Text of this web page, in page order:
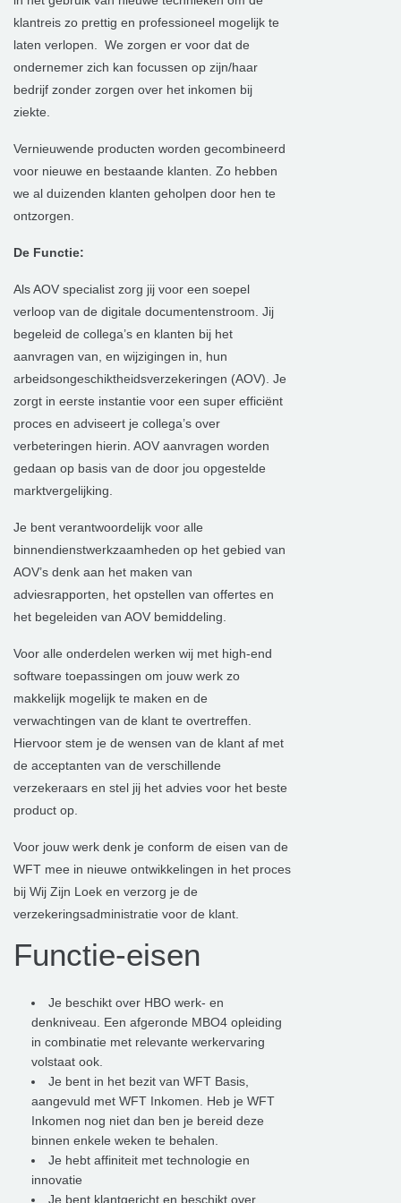
klantreis zo prettig en professioneel mogelijk te
laten verlopen. We zorgen er voor dat de
ondernemer zich kan focussen op zijn/haar
bedrijf zonder zorgen over het inkomen bij
ziekte.
Vernieuwende producten worden gecombineerd
voor nieuwe en bestaande klanten. Zo hebben
we al duizenden klanten geholpen door hen te
ontzorgen.
De Functie:
Als AOV specialist zorg jij voor een soepel
verloop van de digitale documentenstroom. Jij
begeleid de collega’s en klanten bij het
aanvragen van, en wijzigingen in, hun
arbeidsongeschiktheidsverzekeringen (AOV). Je
zorgt in eerste instantie voor een super efficiënt
proces en adviseert je collega’s over
verbeteringen hierin. AOV aanvragen worden
gedaan op basis van de door jou opgestelde
marktvergelijking.
Je bent verantwoordelijk voor alle
binnendienstwerkzaamheden op het gebied van
AOV’s denk aan het maken van
adviesrapporten, het opstellen van offertes en
het begeleiden van AOV bemiddeling.
Voor alle onderdelen werken wij met high-end
software toepassingen om jouw werk zo
makkelijk mogelijk te maken en de
verwachtingen van de klant te overtreffen.
Hiervoor stem je de wensen van de klant af met
de acceptanten van de verschillende
verzekeraars en stel jij het advies voor het beste
product op.
Voor jouw werk denk je conform de eisen van de
WFT mee in nieuwe ontwikkelingen in het proces
bij Wij Zijn Loek en verzorg je de
verzekeringsadministratie voor de klant.
Functie-eisen
Je beschikt over HBO werk- en
denkniveau. Een afgeronde MBO4 opleiding
in combinatie met relevante werkervaring
volstaat ook.
Je bent in het bezit van WFT Basis,
aangevuld met WFT Inkomen. Heb je WFT
Inkomen nog niet dan ben je bereid deze
binnen enkele weken te behalen.
Je hebt affiniteit met technologie en
innovatie
Je bent klantgericht en beschikt over